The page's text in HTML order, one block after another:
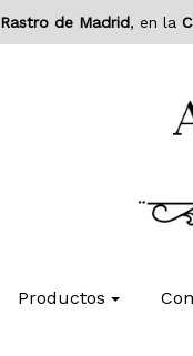
Rastro de Madrid, en la
Productos